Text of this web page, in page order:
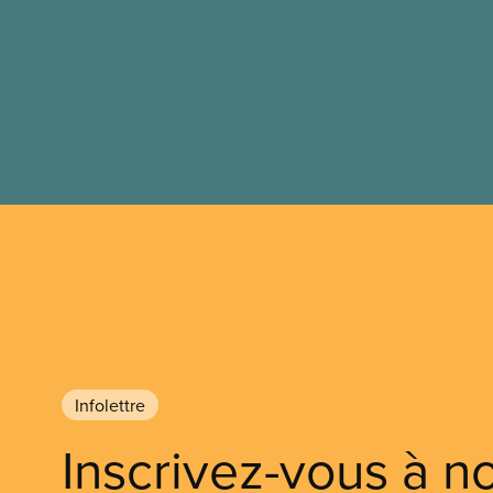
Infolettre
Inscrivez-vous à